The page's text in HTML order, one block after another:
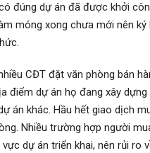
đúng dự án đã được khởi
móng xong chưa mới nên ký
CĐT đặt văn phòng bán
điểm dự án họ đang xây dựng
án khác. Hầu hết giao dịch
Nhiều trường hợp người
dự án triển khai, nên rủi ro